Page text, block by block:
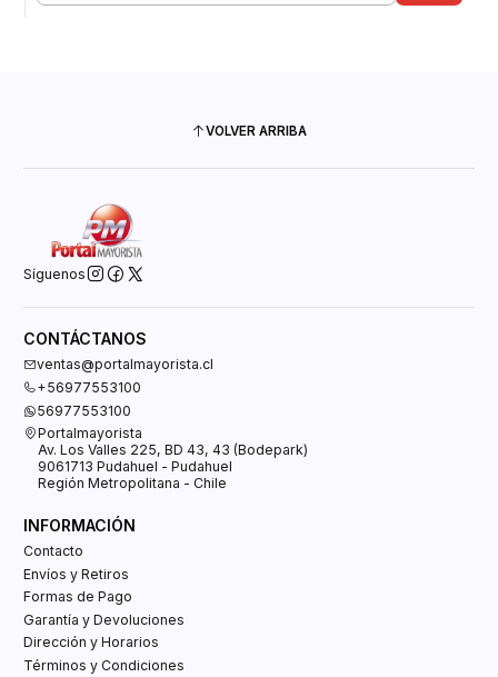
VOLVER ARRIBA
Síguenos
CONTÁCTANOS
ventas@portalmayorista.cl
+56977553100
56977553100
Portalmayorista
Av. Los Valles 225, BD 43, 43 (Bodepark)
9061713 Pudahuel - Pudahuel
Región Metropolitana - Chile
INFORMACIÓN
Contacto
Envíos y Retiros
Formas de Pago
Garantía y Devoluciones
Dirección y Horarios
Términos y Condiciones